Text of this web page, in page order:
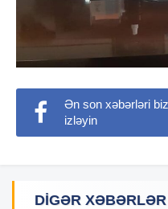
Ən son xəbərləri
izləyin
DIGƏR XƏBƏRLƏR